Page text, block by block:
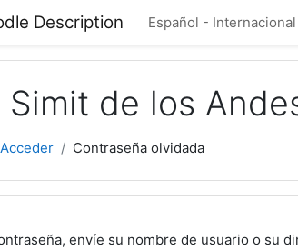
Description Español -
de los
Acceder Contraseña olvidada
envíe su nombre de usuario o su